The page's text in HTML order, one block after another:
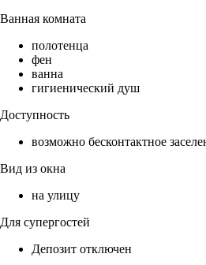
Ванная комната
полотенца
фен
ванна
гигиенический душ
Доступность
возможно бесконтактное
Вид из окна
на улицу
Для супергостей
Депозит отключен